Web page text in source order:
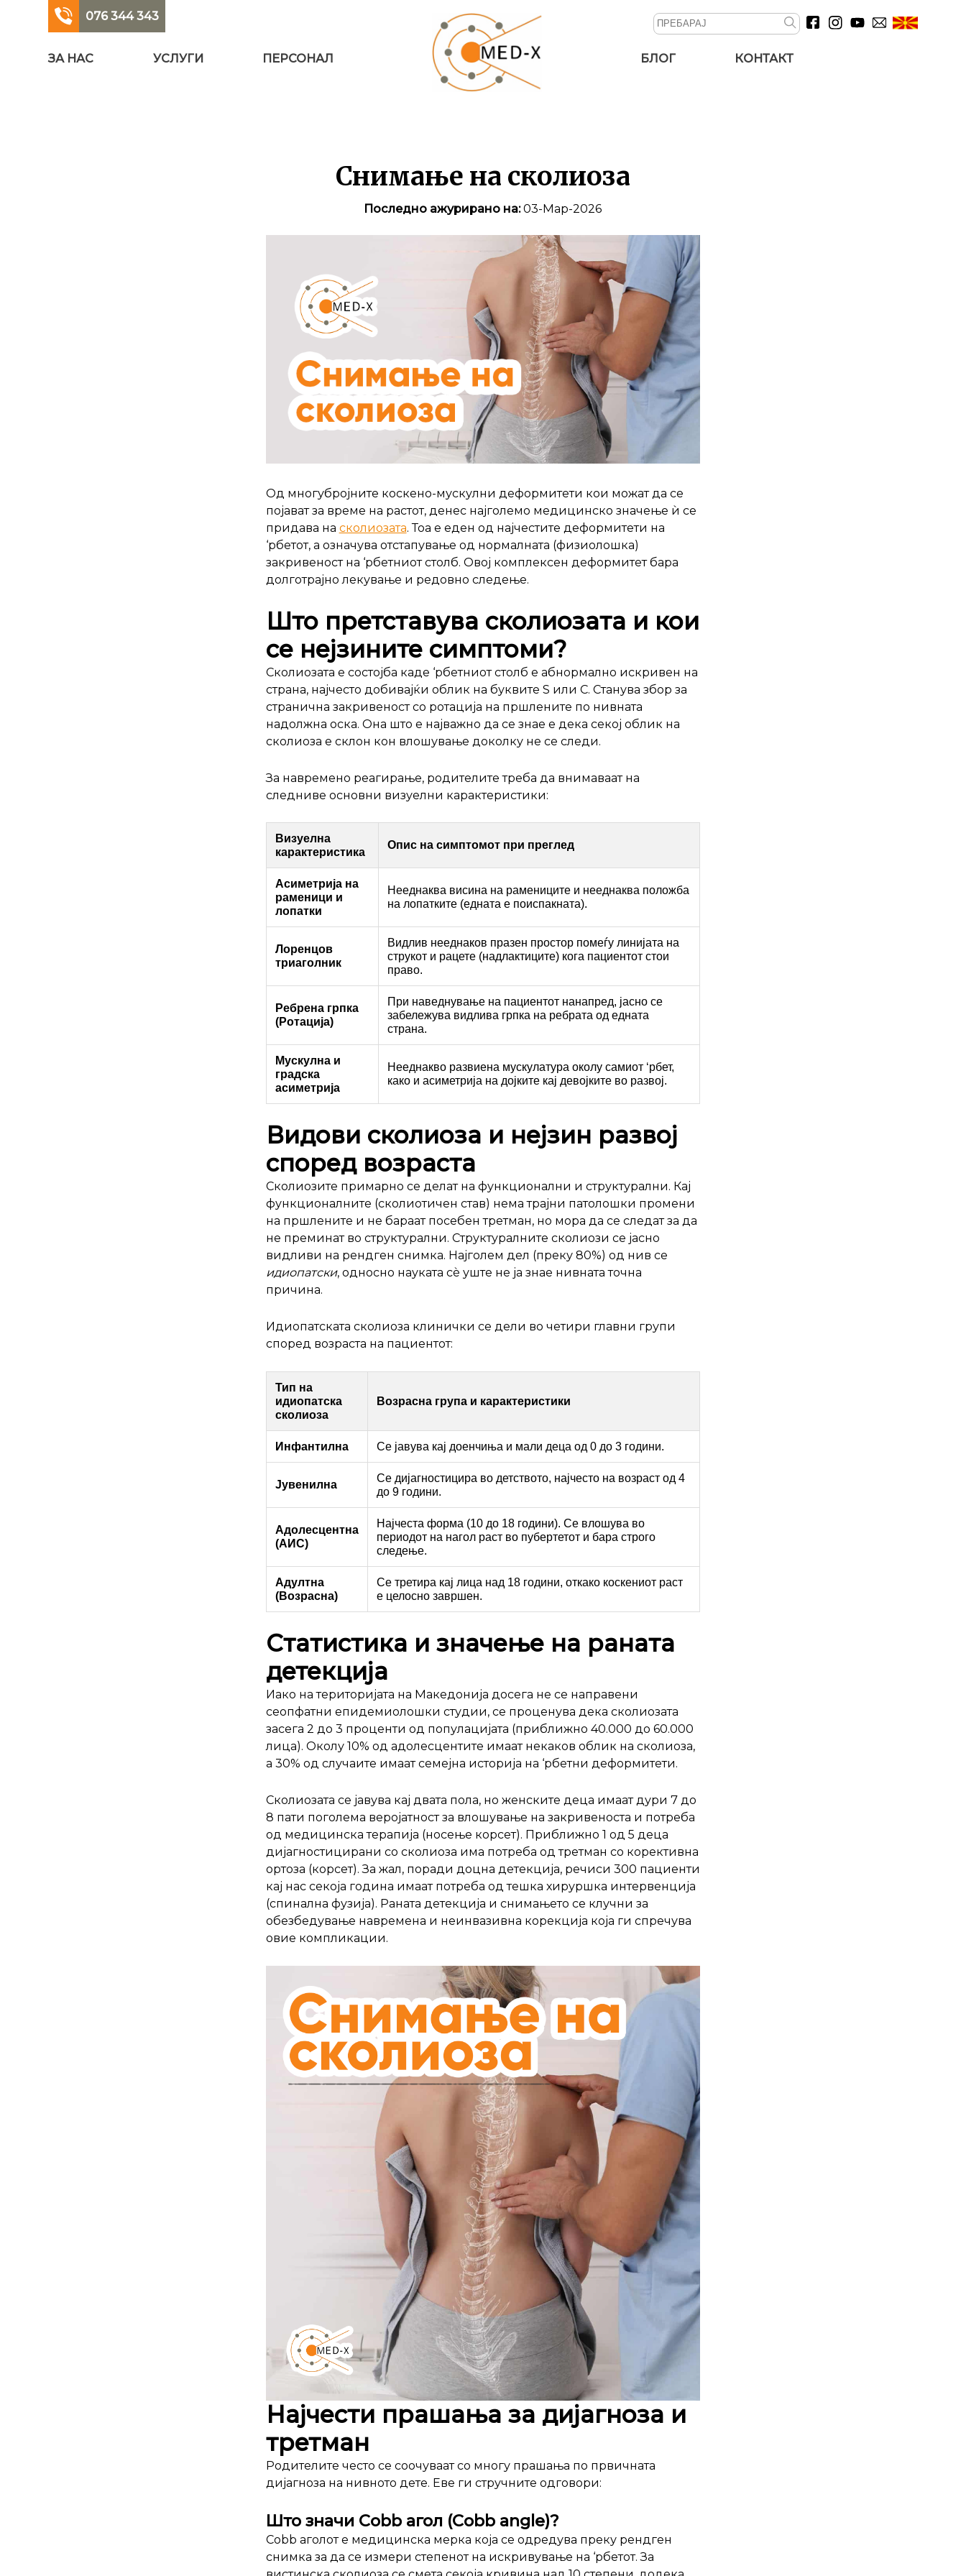
076 344 343
ЗА НАС УСЛУГИ ПЕРСОНАЛ БЛОГ КОНТАКТ
Снимање на сколиоза
Последно ажурирано на:03-Мар-2026
Од многубројните коскено-мускулни деформитети кои можат да се
појават за време на растот, денес најголемо медицинско значење ѝ се
придава на сколиозата. Тоа е еден од најчестите деформитети на
‘рбетот, а означува отстапување од нормалната (физиолошка)
закривеност на ‘рбетниот столб. Овој комплексен деформитет бара
долготрајно лекување и редовно следење.
Што претставува сколиозата и кои
се нејзините симптоми?
Сколиозата е состојба каде ‘рбетниот столб е абнормално искривен на
страна, најчесто добивајќи облик на буквите Ѕ или С. Станува збор за
странична закривеност со ротација на пршлените по нивната
надолжна оска. Она што е најважно да се знае е дека секој облик на
сколиоза е склон кон влошување доколку не се следи.
За навремено реагирање, родителите треба да внимаваат на
следниве основни визуелни карактеристики:
Визуелна
карактеристика
Опис на симптомот при преглед
Асиметрија на
раменици и
лопатки
Нееднаква висина на рамениците и нееднаква положба
на лопатките (едната е поиспакната).
Лоренцов
триаголник
Видлив нееднаков празен простор помеѓу линијата на
струкот и рацете (надлактиците) кога пациентот стои
право.
Ребрена грпка
(Ротација)
При наведнување на пациентот нанапред, јасно се
забележува видлива грпка на ребрата од едната
страна.
Мускулна и
градска
асиметрија
Нееднакво развиена мускулатура околу самиот ‘рбет,
како и асиметрија на дојките кај девојките во развој.
Видови сколиоза и нејзин развој
според возраста
Сколиозите примарно се делат на функционални и структурални. Кај
функционалните (сколиотичен став) нема трајни патолошки промени
на пршлените и не бараат посебен третман, но мора да се следат за да
не преминат во структурални. Структуралните сколиози се јасно
видливи на рендген снимка. Најголем дел (преку 80%) од нив се
идиопатски, односно науката сѐ уште не ја знае нивната точна
причина.
Идиопатската сколиоза клинички се дели во четири главни групи
според возраста на пациентот:
Тип на
идиопатска
сколиоза
Возрасна група и карактеристики
Инфантилна Се јавува кај доенчиња и мали деца од 0 до 3 години.
Јувенилна
Се дијагностицира во детството, најчесто на возраст од 4
до 9 години.
Адолесцентна
(АИС)
Најчеста форма (10 до 18 години). Се влошува во
периодот на нагол раст во пубертетот и бара строго
следење.
Адултна
(Возрасна)
Се третира кај лица над 18 години, откако коскениот раст
е целосно завршен.
Статистика и значење на раната
детекција
Иако на територијата на Македонија досега не се направени
сеопфатни епидемиолошки студии, се проценува дека сколиозата
засега 2 до 3 проценти од популацијата (приближно 40.000 до 60.000
лица). Околу 10% од адолесцентите имаат некаков облик на сколиоза,
а 30% од случаите имаат семејна историја на ‘рбетни деформитети.
Сколиозата се јавува кај двата пола, но женските деца имаат дури 7 до
8 пати поголема веројатност за влошување на закривеноста и потреба
од медицинска терапија (носење корсет). Приближно 1 од 5 деца
дијагностицирани со сколиоза има потреба од третман со корективна
ортоза (корсет). За жал, поради доцна детекција, речиси 300 пациенти
кај нас секоја година имаат потреба од тешка хируршка интервенција
(спинална фузија). Раната детекција и снимањето се клучни за
обезбедување навремена и неинвазивна корекција која ги спречува
овие компликации.
Најчести прашања за дијагноза и
третман
Родителите често се соочуваат со многу прашања по првичната
дијагноза на нивното дете. Еве ги стручните одговори:
Што значи Cobb агол (Cobb angle)?
Cobb аголот е медицинска мерка која се одредува преку рендген
снимка за да се измери степенот на искривување на ‘рбетот. За